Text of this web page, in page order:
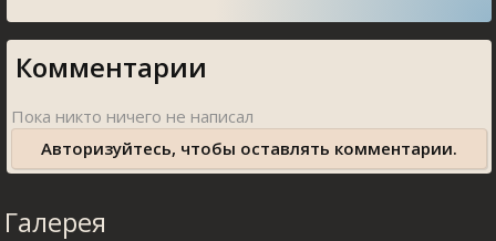
Комментарии
Авторизуйтесь, чтобы оставлять комментарии.
Галерея